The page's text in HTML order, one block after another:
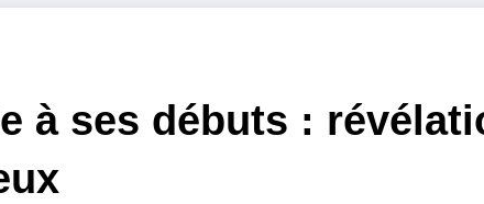
à ses débuts :